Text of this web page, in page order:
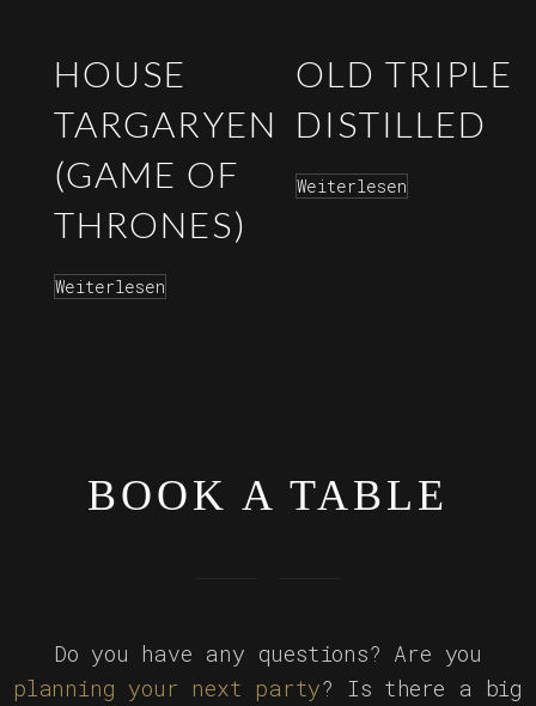
HOUSE
TARGARYEN
(GAME OF
THRONES)
Weiterlesen
OLD TRIPLE
DISTILLED
Weiterlesen
BOOK A TABLE
Do you have any questions? Are you
planning your next party? Is there a big